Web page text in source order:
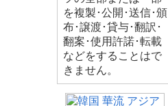
を複製･公開･送信･頒
布･譲渡･貸与･翻訳･
翻案･使用許諾･転載
などをすることはで
きません。